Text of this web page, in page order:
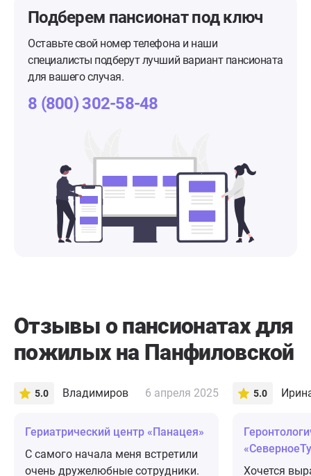
Подберем пансионатпод ключ
Оставьте свой номер телефона и наши
специалисты подберут лучший вариант пансионата
для вашего случая.
8 (800) 302-58-48
Отзывы о пансионатах для
пожилых на Панфиловской
5.0 Владимиров 6 апреля 2025
​Гериатрический центр «Панацея»
С самого начала меня встретили
очень дружелюбные сотрудники.
5.0
Хочется